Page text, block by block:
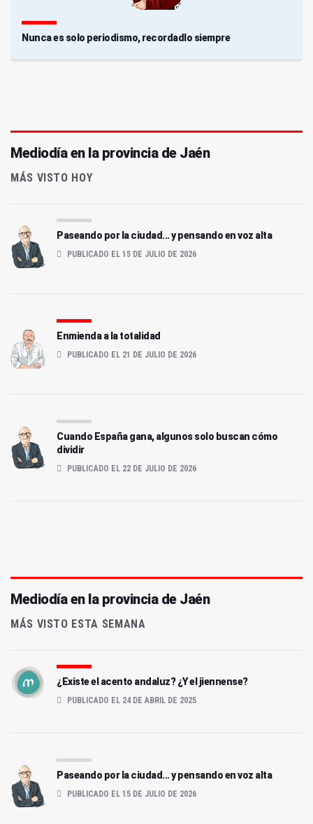
Nunca es solo periodismo, recordadlo siempre
Mediodía en la provincia de Jaén
MÁS VISTO HOY
Paseando por la ciudad... y pensando en voz alta
PUBLICADO EL 15 DE JULIO DE 2026
Enmienda a la totalidad
PUBLICADO EL 21 DE JULIO DE 2026
Cuando España gana, algunos solo buscan cómo
dividir
PUBLICADO EL 22 DE JULIO DE 2026
Mediodía en la provincia de Jaén
MÁS VISTO ESTA SEMANA
¿Existe el acento andaluz? ¿Y el jiennense?
PUBLICADO EL 24 DE ABRIL DE 2025
Paseando por la ciudad... y pensando en voz alta
PUBLICADO EL 15 DE JULIO DE 2026